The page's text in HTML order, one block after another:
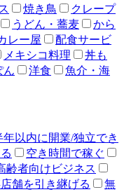
焼き鳥
クレープ
うどん・蕎麦
から
レー屋
配食サービ
メキシコ料理
丼も
ん 洋食
魚介・海
年以内に開業/独立でき
空き時間で稼ぐ
齢者向けビジネス
舗を引き継げる
無